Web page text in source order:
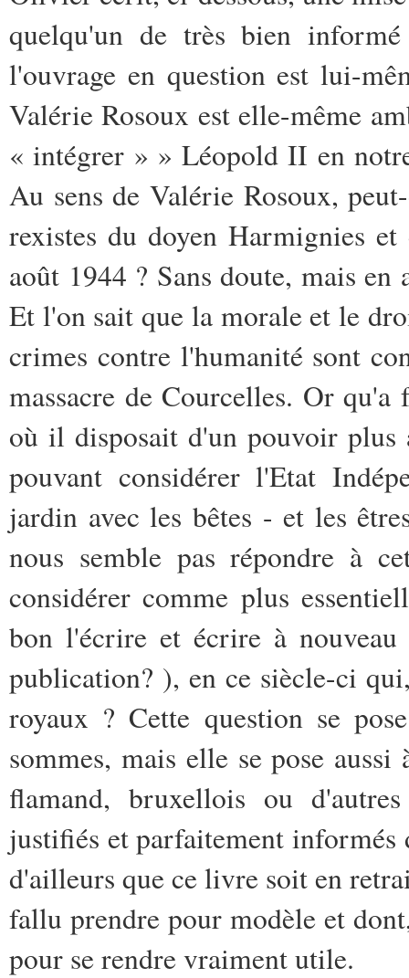
quelqu'un de très bien
l'ouvrage en question est lui-
Valérie Rosoux est elle-même
« intégrer » » Léopold II en
Au sens de Valérie Rosoux,
rexistes du doyen Harmignies
août 1944 ? Sans doute, mais
Et l'on sait que la morale et le
crimes contre l'humanité sont
massacre de Courcelles. Or
où il disposait d'un pouvoir plus
pouvant considérer l'Etat
jardin avec les bêtes - et les
nous semble pas répondre à
considérer comme plus
bon l'écrire et écrire à
publication? ), en ce siècle-ci
royaux ? Cette question se
sommes, mais elle se pose
flamand, bruxellois ou
justifiés et parfaitement
d'ailleurs que ce livre soit en
fallu prendre pour modèle et
pour se rendre vraiment utile.